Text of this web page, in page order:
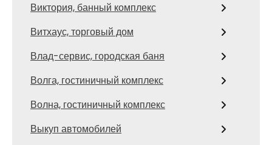
Виктория, банный комплекс
Витхаус, торговый дом
Влад-сервис, городская баня
Волга, гостиничный комплекс
Волна, гостиничный комплекс
Выкуп автомобилей